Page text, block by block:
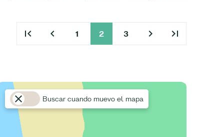
first_page chevron_left 1 2 3 chevron_right last_page
Buscar cuando muevo el mapa